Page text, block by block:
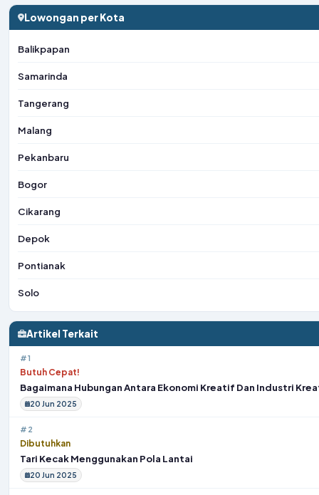
Lowongan per Kota
Balikpapan
Samarinda
Tangerang
Malang
Pekanbaru
Bogor
Cikarang
Depok
Pontianak
Solo
Artikel Terkait
#1
Butuh Cepat!
Bagaimana Hubungan Antara Ekonomi Kreatif Dan Industri
20 Jun 2025
#2
Dibutuhkan
Tari Kecak Menggunakan Pola Lantai
20 Jun 2025